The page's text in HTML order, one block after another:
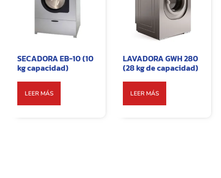
SECADORA EB-10 (10
kg capacidad)
LEER MÁS
LAVADORA GWH 280
(28 kg de capacidad)
LEER MÁS